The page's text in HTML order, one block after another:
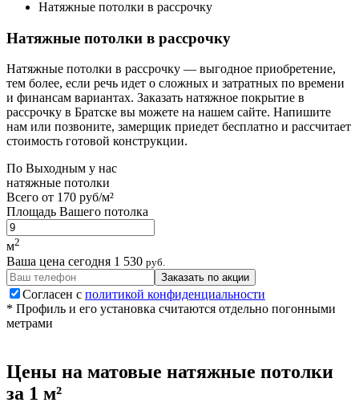
Натяжные потолки в рассрочку
Натяжные потолки в рассрочку
Натяжные потолки в рассрочку — выгодное приобретение,
тем более, если речь идет о сложных и затратных по времени
и финансам вариантах. Заказать натяжное покрытие в
рассрочку в Братске вы можете на нашем сайте. Напишите
нам или позвоните, замерщик приедет бесплатно и рассчитает
стоимость готовой конструкции.
По Выходным у нас
натяжные потолки
Всего от 170 руб/м²
Площадь Вашего потолка
м2
Ваша цена сегодня 1 530 руб.
Заказать по акции
Согласен с политикой конфиденциальности
* Профиль и его установка считаются отдельно погонными
метрами
Цены на матовые натяжные потолки
за 1 м²